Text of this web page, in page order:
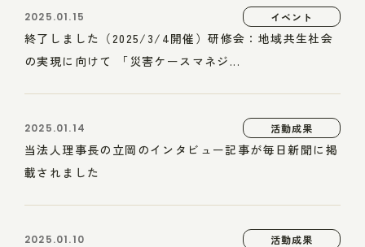
2025.01.15 イベント
終了しました（2025/3/4開催）研修会：地域共生社会
の実現に向けて 「災害ケースマネジ...
2025.01.14 活動成果
当法人理事長の立岡のインタビュー記事が毎日新聞に掲
載されました
2025.01.10 活動成果